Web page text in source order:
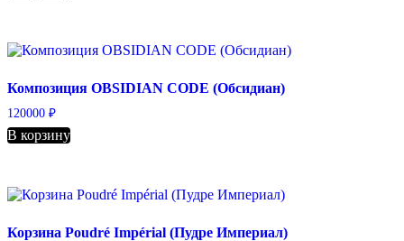
Композиция OBSIDIAN CODE (Обсидиан)
120000 ₽
В корзину
Корзина Poudré Impérial (Пудре Империал)